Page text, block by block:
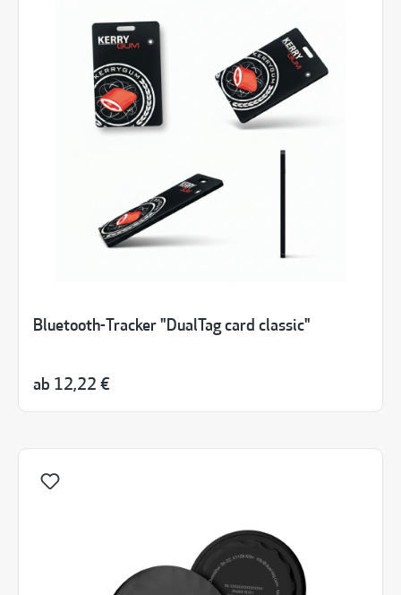
Bluetooth-Tracker "DualTag card classic"
ab 12,22 €